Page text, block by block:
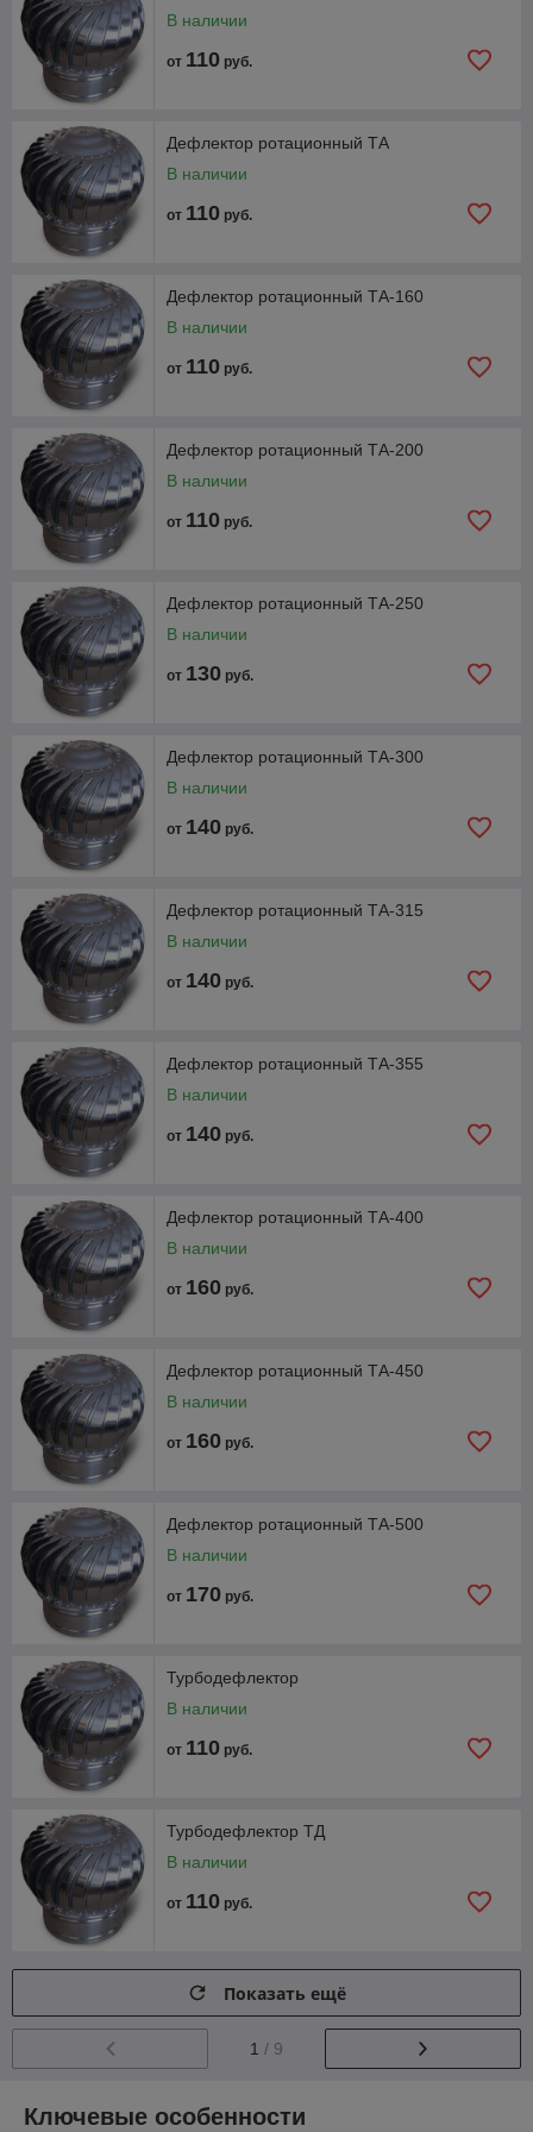
В наличии
от 110 руб.
Дефлектор ротационный ТА
В наличии
от 110 руб.
Дефлектор ротационный ТА-160
В наличии
от 110 руб.
Дефлектор ротационный ТА-200
В наличии
от 110 руб.
Дефлектор ротационный ТА-250
В наличии
от 130 руб.
Дефлектор ротационный ТА-300
В наличии
от 140 руб.
Дефлектор ротационный ТА-315
В наличии
от 140 руб.
Дефлектор ротационный ТА-355
В наличии
от 140 руб.
Дефлектор ротационный ТА-400
В наличии
от 160 руб.
Дефлектор ротационный ТА-450
В наличии
от 160 руб.
Дефлектор ротационный ТА-500
В наличии
от 170 руб.
Турбодефлектор
В наличии
от 110 руб.
Турбодефлектор ТД
В наличии
от 110 руб.
Показать ещё
1 / 9
Ключевые особенности